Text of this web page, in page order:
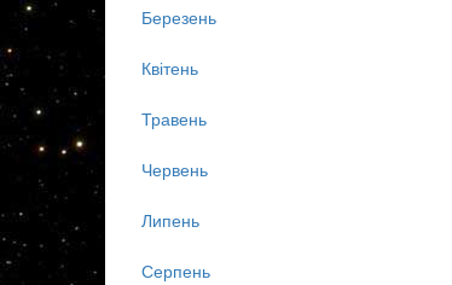
Березень
Квітень
Травень
Червень
Липень
Серпень